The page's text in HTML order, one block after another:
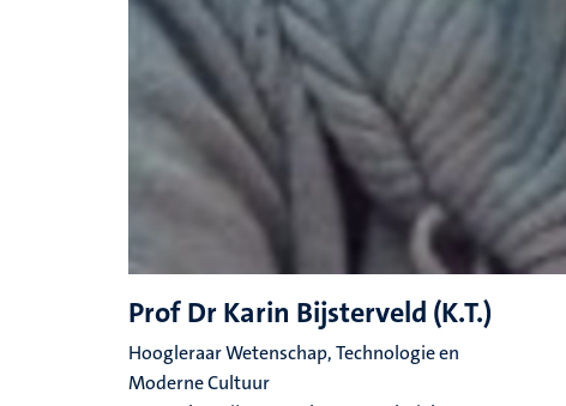
Prof Dr Karin Bijsterveld (K.T.)
Hoogleraar Wetenschap, Technologie en
Moderne Cultuur